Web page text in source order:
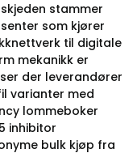
stammer
som kjører
til digitale
mekanikk er
der leverandører
varianter med
lommeboker
inhibitor
bulk kjøp fra